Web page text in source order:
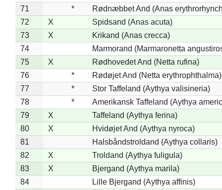
71
*
Rødnæbbet And (Anas
72
X
Spidsand (Anas acuta)
73
X
Krikand (Anas crecca)
74
Marmorand (Marmaronetta
75
X
Rødhovedet And (Netta rufina)
76
*
Rødøjet And (Netta erythrophthalma)
77
*
Stor Taffeland (Aythya valisineria)
78
*
Amerikansk Taffeland (Aythya
79
X
Taffeland (Aythya ferina)
80
X
Hvidøjet And (Aythya nyroca)
81
Halsbåndstroldand (Aythya collaris)
82
X
Troldand (Aythya fuligula)
83
X
Bjergand (Aythya marila)
84
Lille Bjergand (Aythya affinis)